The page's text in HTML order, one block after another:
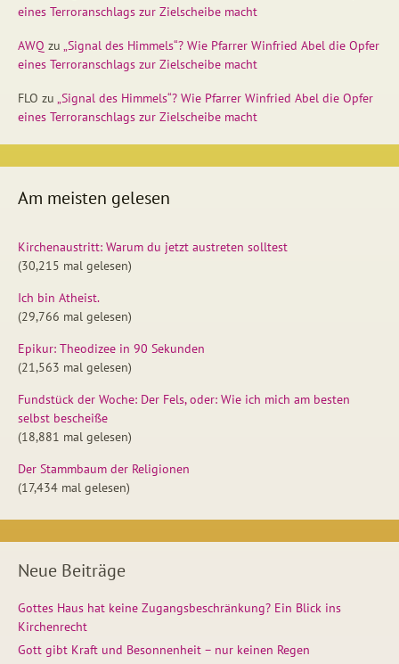
eines Terroranschlags zur Zielscheibe macht
AWQ zu „Signal des Himmels“? Wie Pfarrer Winfried Abel die Opfer
eines Terroranschlags zur Zielscheibe macht
FLO zu „Signal des Himmels“? Wie Pfarrer Winfried Abel die Opfer
eines Terroranschlags zur Zielscheibe macht
Am meisten gelesen
Kirchenaustritt: Warum du jetzt austreten solltest
(30,215 mal gelesen)
Ich bin Atheist.
(29,766 mal gelesen)
Epikur: Theodizee in 90 Sekunden
(21,563 mal gelesen)
Fundstück der Woche: Der Fels, oder: Wie ich mich am besten
selbst bescheiße
(18,881 mal gelesen)
Der Stammbaum der Religionen
(17,434 mal gelesen)
Neue Beiträge
Gottes Haus hat keine Zugangsbeschränkung? Ein Blick ins
Kirchenrecht
Gott gibt Kraft und Besonnenheit – nur keinen Regen